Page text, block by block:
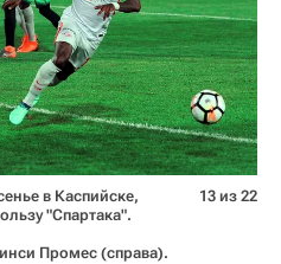
в Каспийске,
"Спартака".
Промес (справа).
13 из 22